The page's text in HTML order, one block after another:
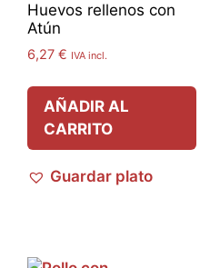
Huevos rellenos con
Atún
6,27 € IVA incl.
AÑADIR AL
CARRITO
Guardar plato